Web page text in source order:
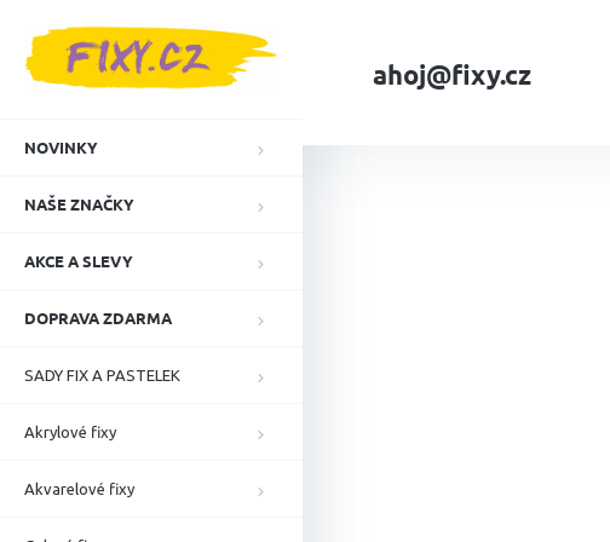
ahoj@fixy.cz
NOVINKY
NAŠE ZNAČKY
AKCE A SLEVY
DOPRAVA ZDARMA
SADY FIX A PASTELEK
Akrylové fixy
Akvarelové fixy